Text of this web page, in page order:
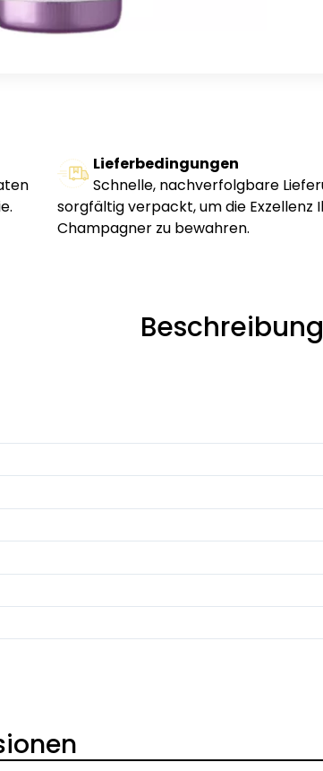
Lieferbedingungen
Schnelle, nachverfolgbare
sorgfältig verpackt, um die Exzellenz
Champagner zu bewahren.
Beschreibung